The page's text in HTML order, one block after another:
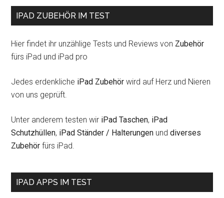
IPAD ZUBEHÖR IM TEST
Hier findet ihr unzählige Tests und Reviews von Zubehör
fürs iPad und iPad pro
Jedes erdenkliche iPad Zubehör wird auf Herz und Nieren
von uns geprüft.
Unter anderem testen wir iPad Taschen, iPad
Schutzhüllen, iPad Ständer / Halterungen unddiverses
Zubehör fürs iPad.
IPAD APPS IM TEST